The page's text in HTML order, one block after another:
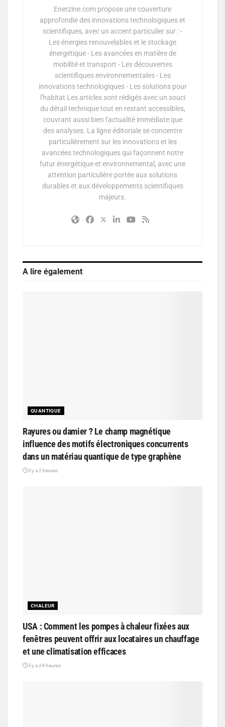
Enerzine.com propose une couverture
approfondie des innovations technologiques et
scientifiques, avec un accent particulier sur : -
Les énergies renouvelables et le stockage
énergétique - Les avancées en matière de
mobilité et transport - Les découvertes
scientifiques environnementales - Les
innovations technologiques - Les solutions pour
l'habitat Les articles sont rédigés avec un souci
du détail technique tout en restant accessibles,
couvrant aussi bien l'actualité immédiate que
des analyses. La ligne éditoriale se concentre
particulièrement sur les innovations et les
avancées technologiques qui façonnent notre
futur énergétique et environnemental, avec une
attention particulière portée aux solutions
durables et aux développements scientifiques
majeurs.
A lire également
QUANTIQUE
Rayures ou damier ? Le champ magnétique
influence des motifs électroniques concurrents
dans un matériau quantique de type graphène
il y a 2 heures
CHALEUR
USA : Comment les pompes à chaleur fixées aux
fenêtres peuvent offrir aux locataires un chauffage
et une climatisation efficaces
il y a 24 heures